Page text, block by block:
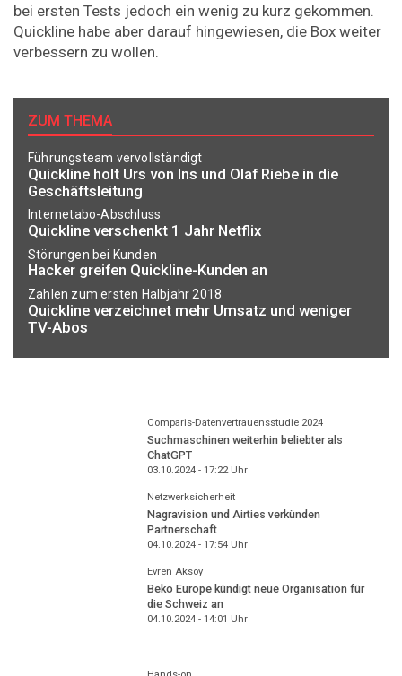
bei ersten Tests jedoch ein wenig zu kurz gekommen.
Quickline habe aber darauf hingewiesen, die Box weiter
verbessern zu wollen.
ZUM THEMA
Führungsteam vervollständigt
Quickline holt Urs von Ins und Olaf Riebe in die
Geschäftsleitung
Internetabo-Abschluss
Quickline verschenkt 1 Jahr Netflix
Störungen bei Kunden
Hacker greifen Quickline-Kunden an
Zahlen zum ersten Halbjahr 2018
Quickline verzeichnet mehr Umsatz und weniger
TV-Abos
Comparis-Datenvertrauensstudie 2024
Suchmaschinen weiterhin beliebter als
ChatGPT
03.10.2024 - 17:22Uhr
Netzwerksicherheit
Nagravision und Airties verkünden
Partnerschaft
04.10.2024 - 17:54Uhr
Evren Aksoy
Beko Europe kündigt neue Organisation für
die Schweiz an
04.10.2024 - 14:01 Uhr